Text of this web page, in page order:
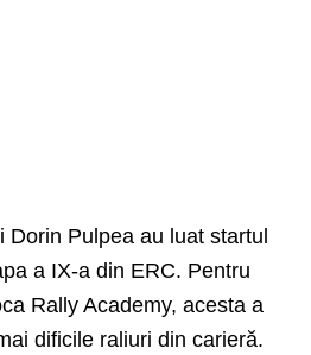
Dorin Pulpea au luat startul
a IX-a din ERC. Pentru
Rally Academy, acesta a
dificile raliuri din carieră.